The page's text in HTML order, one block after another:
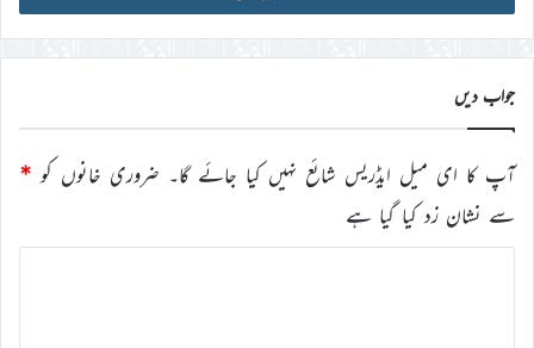
ڈی
درج
کریں
جواب دیں
آپ کا ای میل ایڈریس شائع نہیں کیا جائے گا۔ ضروری خانوں کو *
سے نشان زد کیا گیا ہے